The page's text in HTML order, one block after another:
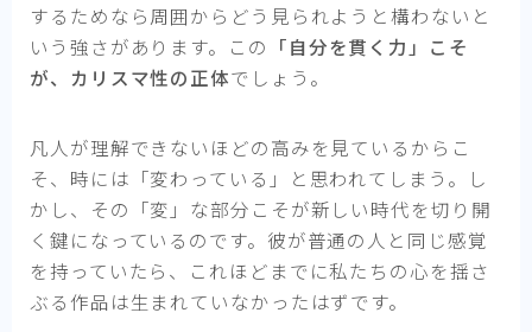
するためなら周囲からどう見られようと構わないと
いう強さがあります。この 「自分を貫く力」こそ
が、カリスマ性の正体でしょう。
凡人が理解できないほどの高みを見ているからこ
そ、時には「変わっている」と思われてしまう。し
かし、その「変」な部分こそが新しい時代を切り開
く鍵になっているのです。彼が普通の人と同じ感覚
を持っていたら、これほどまでに私たちの心を揺さ
ぶる作品は生まれていなかったはずです。